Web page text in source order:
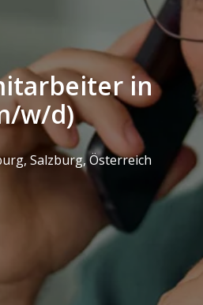
in
w/d)
, Salzburg, Österreich